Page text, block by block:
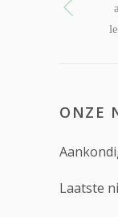
ONZE
Laatste